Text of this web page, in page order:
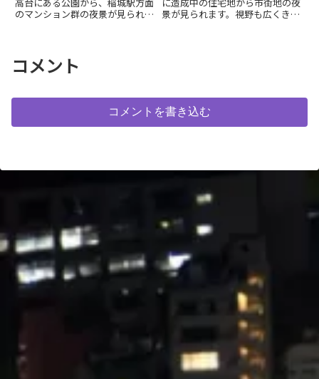
のマンション群の夜景が見られま
景が見られます。視野も広くきれ
コメント
コメントを書き込む